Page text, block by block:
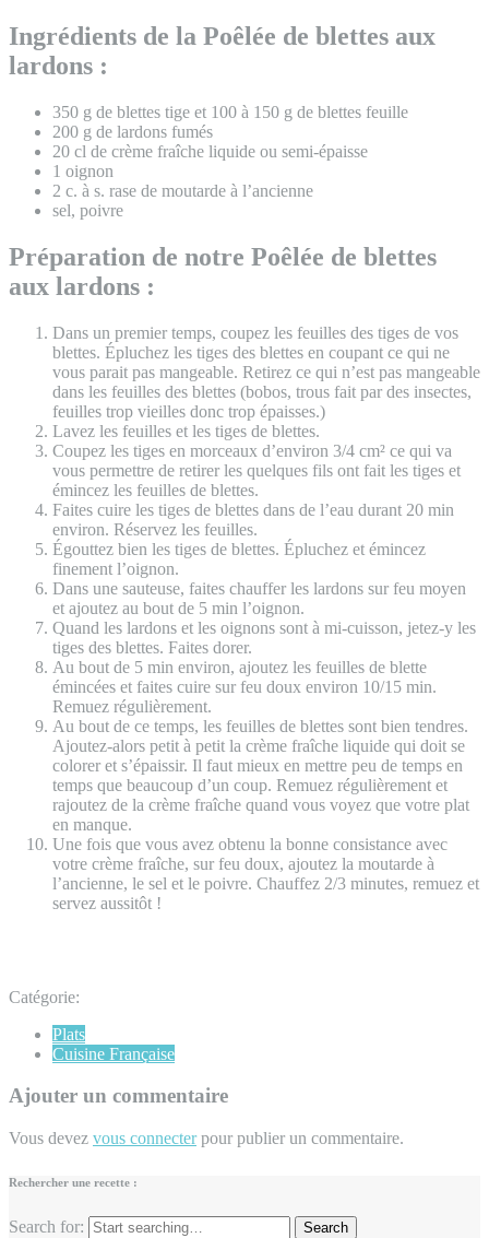
Ingrédients de la Poêlée de blettes aux
lardons :
350 g de blettes tige et 100 à 150 g de blettes feuille
200 g de lardons fumés
20 cl de crème fraîche liquide ou semi-épaisse
1 oignon
2 c. à s. rase de moutarde à l’ancienne
sel, poivre
Préparation de notre Poêlée de blettes
aux lardons :
Dans un premier temps, coupez les feuilles des tiges de vos
blettes. Épluchez les tiges des blettes en coupant ce qui ne
vous parait pas mangeable. Retirez ce qui n’est pas mangeable
dans les feuilles des blettes (bobos, trous fait par des insectes,
feuilles trop vieilles donc trop épaisses.)
Lavez les feuilles et les tiges de blettes.
Coupez les tiges en morceaux d’environ 3/4 cm² ce qui va
vous permettre de retirer les quelques fils ont fait les tiges et
émincez les feuilles de blettes.
Faites cuire les tiges de blettes dans de l’eau durant 20 min
environ. Réservez les feuilles.
Égouttez bien les tiges de blettes. Épluchez et émincez
finement l’oignon.
Dans une sauteuse, faites chauffer les lardons sur feu moyen
et ajoutez au bout de 5 min l’oignon.
Quand les lardons et les oignons sont à mi-cuisson, jetez-y les
tiges des blettes. Faites dorer.
Au bout de 5 min environ, ajoutez les feuilles de blette
émincées et faites cuire sur feu doux environ 10/15 min.
Remuez régulièrement.
Au bout de ce temps, les feuilles de blettes sont bien tendres.
Ajoutez-alors petit à petit la crème fraîche liquide qui doit se
colorer et s’épaissir. Il faut mieux en mettre peu de temps en
temps que beaucoup d’un coup. Remuez régulièrement et
rajoutez de la crème fraîche quand vous voyez que votre plat
en manque.
Une fois que vous avez obtenu la bonne consistance avec
votre crème fraîche, sur feu doux, ajoutez la moutarde à
l’ancienne, le sel et le poivre. Chauffez 2/3 minutes, remuez et
servez aussitôt !
Catégorie:
Plats
Cuisine Française
Ajouter un commentaire
Vous devez vous connecterpour publier un commentaire.
Rechercher une recette :
Search for: